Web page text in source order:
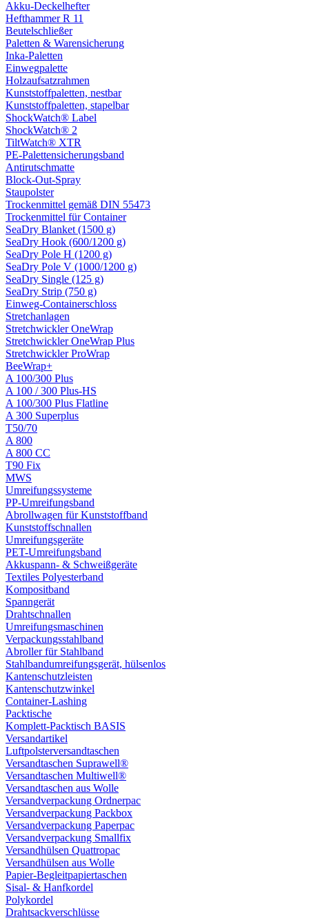
Akku-Deckelhefter
Hefthammer R 11
Beutelschließer
Paletten & Warensicherung
Inka-Paletten
Einwegpalette
Holzaufsatzrahmen
Kunststoffpaletten, nestbar
Kunststoffpaletten, stapelbar
ShockWatch® Label
ShockWatch® 2
TiltWatch® XTR
PE-Palettensicherungsband
Antirutschmatte
Block-Out-Spray
Staupolster
Trockenmittel gemäß DIN 55473
Trockenmittel für Container
SeaDry Blanket (1500 g)
SeaDry Hook (600/1200 g)
SeaDry Pole H (1200 g)
SeaDry Pole V (1000/1200 g)
SeaDry Single (125 g)
SeaDry Strip (750 g)
Einweg-Containerschloss
Stretchanlagen
Stretchwickler OneWrap
Stretchwickler OneWrap Plus
Stretchwickler ProWrap
BeeWrap+
A 100/300 Plus
A 100 / 300 Plus-HS
A 100/300 Plus Flatline
A 300 Superplus
T50/70
A 800
A 800 CC
T90 Fix
MWS
Umreifungssysteme
PP-Umreifungsband
Abrollwagen für Kunststoffband
Kunststoffschnallen
Umreifungsgeräte
PET-Umreifungsband
Akkuspann- & Schweißgeräte
Textiles Polyesterband
Kompositband
Spanngerät
Drahtschnallen
Umreifungsmaschinen
Verpackungsstahlband
Abroller für Stahlband
Stahlbandumreifungsgerät, hülsenlos
Kantenschutzleisten
Kantenschutzwinkel
Container-Lashing
Packtische
Komplett-Packtisch BASIS
Versandartikel
Luftpolsterversandtaschen
Versandtaschen Suprawell®
Versandtaschen Multiwell®
Versandtaschen aus Wolle
Versandverpackung Ordnerpac
Versandverpackung Packbox
Versandverpackung Paperpac
Versandverpackung Smallfix
Versandhülsen Quattropac
Versandhülsen aus Wolle
Papier-Begleitpapiertaschen
Sisal- & Hanfkordel
Polykordel
Drahtsackverschlüsse